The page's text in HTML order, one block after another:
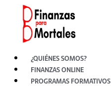
contenido
¿QUIÉNES SOMOS?
FINANZAS ONLINE
PROGRAMAS FORMATIVOS